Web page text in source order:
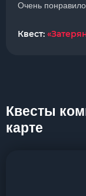
Очень
Квест:
Квесты
карте